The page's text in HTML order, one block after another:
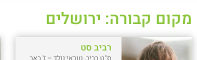
מקום קבורה: ירושלים
רביב סט